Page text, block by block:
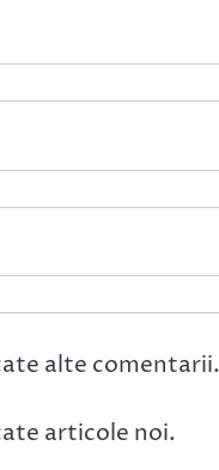
alte comentarii.
articole noi.